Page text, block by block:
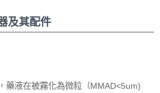
及其配件
藥液在被霧化為微粒（MMAD<5um)